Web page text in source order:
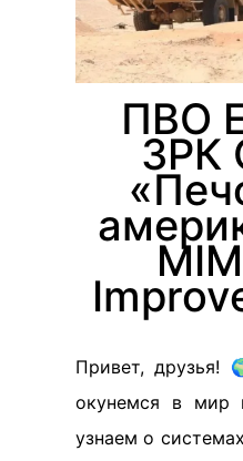
ПВО
ЗРК
Привет, друзья!
окунемся в мир
узнаем о